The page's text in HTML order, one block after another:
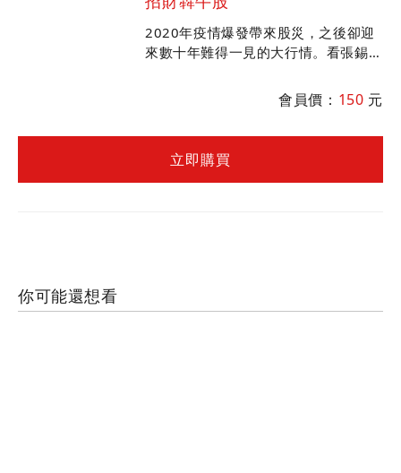
2020年疫情爆發帶來股災，之後卻迎
來數十年難得一見的大行情。看張錫、
的台股展望，為金牛年建構出護國群山
會員價： 150 元
立即購買
你可能還想看